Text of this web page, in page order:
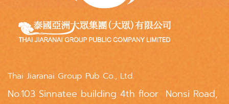
Thai Jiaranai Group Pub Co., Ltd.
No.103 Sinnatee building 4th floor Nonsi Road,